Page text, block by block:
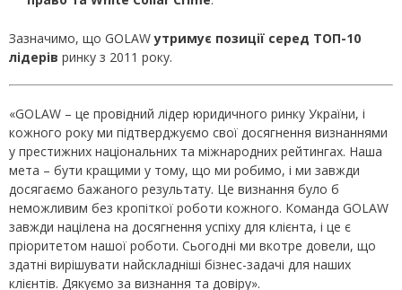
Зазначимо, що GOLAWутримує позиції серед ТОП-10
лідерів ринку з 2011 року.
«GOLAW – це провідний лідер юридичного ринку України, і
кожного року ми підтверджуємо свої досягнення визнаннями
у престижних національних та міжнародних рейтингах. Наша
мета – бути кращими у тому, що ми робимо, і ми завжди
досягаємо бажаного результату. Це визнання було б
неможливим без кропіткої роботи кожного. Команда GOLAW
завжди націлена на досягнення успіху для клієнта, і це є
пріоритетом нашої роботи. Сьогодні ми вкотре довели, що
здатні вирішувати найскладніші бізнес-задачі для наших
клієнтів. Дякуємо за визнання та довіру».